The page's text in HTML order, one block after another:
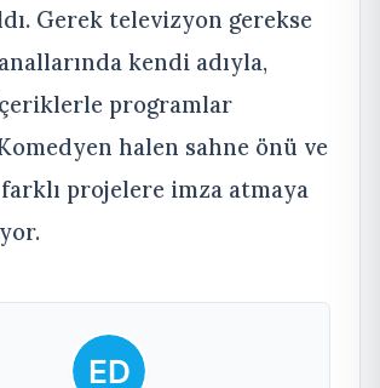
Gerek televizyon gerekse
kendi adıyla,
programlar
halen sahne önü ve
projelere imza atmaya